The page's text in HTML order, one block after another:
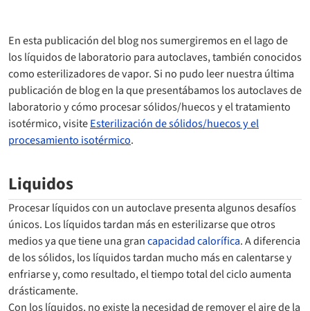
En esta publicación del blog nos sumergiremos en el lago de
los líquidos de laboratorio para autoclaves, también conocidos
como esterilizadores de vapor. Si no pudo leer nuestra última
publicación de blog en la que presentábamos los autoclaves de
laboratorio y cómo procesar sólidos/huecos y el tratamiento
isotérmico, visiteEsterilización de sólidos/huecos y el
procesamiento isotérmico.
Liquidos
Procesar líquidos con un autoclave presenta algunos desafíos
únicos. Los líquidos tardan más en esterilizarse que otros
medios ya que tiene una grancapacidad calorífica. A diferencia
de los sólidos, los líquidos tardan mucho más en calentarse y
enfriarse y, como resultado, el tiempo total del ciclo aumenta
drásticamente.
Con los líquidos, no existe la necesidad de remover el aire de la